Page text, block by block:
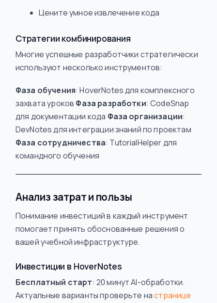
Цените умное извлечение кода
Стратегии комбинирования
Многие успешные разработчики стратегически
используют несколько инструментов:
Фаза обучения: HoverNotes для комплексного
захвата уроков Фаза разработки: CodeSnap
для документации кода Фаза организации:
DevNotes для интеграции знаний по проектам
Фаза сотрудничества: TutorialHelper для
командного обучения
Анализ затрат и пользы
Понимание инвестиций в каждый инструмент
помогает принять обоснованные решения о
вашей учебной инфраструктуре.
Инвестиции в HoverNotes
Бесплатный старт: 20 минут AI-обработки.
Актуальные варианты проверьте настранице